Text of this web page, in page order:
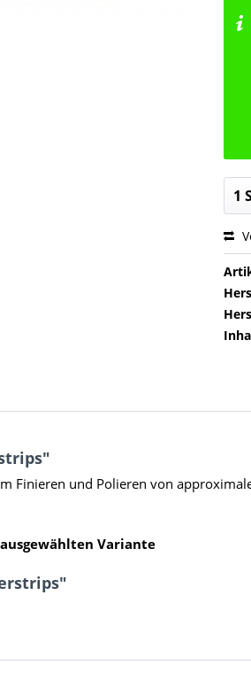
Finieren und Polieren von
Variante